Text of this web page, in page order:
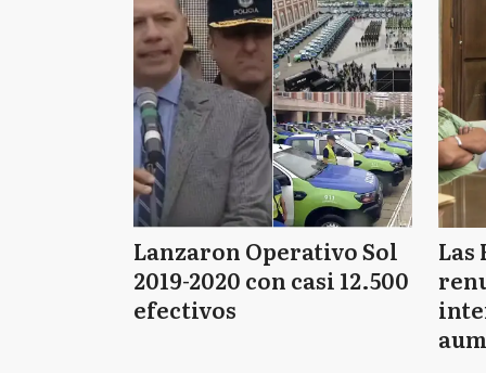
Lanzaron Operativo Sol
2019-2020 con casi 12.500
efectivos
Las